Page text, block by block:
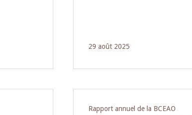
29 août 2025
Rapport annuel de la BCEAO